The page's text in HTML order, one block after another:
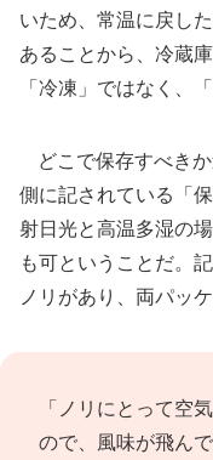
いため、常温に戻し
あることから、冷蔵
「冷凍」ではなく、
どこで保存すべき
側に記されている「
射日光と高温多湿の
も可ということだ。
ノリがあり、両パッ
「ノリにとって空
ので、風味が飛ん